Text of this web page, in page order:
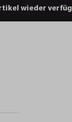
wieder